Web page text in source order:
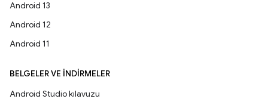
Android 13
Android 12
Android 11
BELGELER VE İNDIRMELER
Android Studio kılavuzu